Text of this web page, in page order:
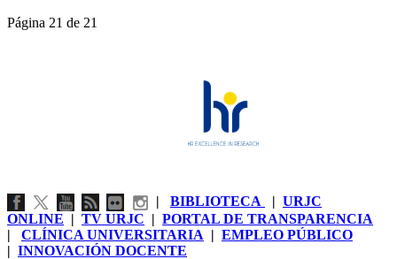
Página 21 de 21
| BIBLIOTECA | URJC
ONLINE | TV URJC | PORTAL DE TRANSPARENCIA
| CLÍNICA UNIVERSITARIA | EMPLEO PÚBLICO
| INNOVACIÓN DOCENTE